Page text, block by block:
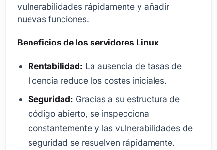
vulnerabilidades rápidamente y añadir
nuevas funciones.
Beneficios de los servidores Linux
Rentabilidad: La ausencia de tasas de
licencia reduce los costes iniciales.
Seguridad: Gracias a su estructura de
código abierto, se inspecciona
constantemente y las vulnerabilidades de
seguridad se resuelven rápidamente.